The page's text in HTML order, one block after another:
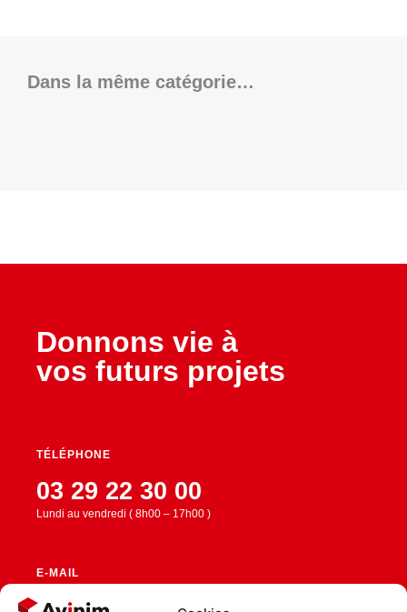
Dans la même catégorie…
Donnons vie à
vos futurs projets
TÉLÉPHONE
03 29 22 30 00
Lundi au vendredi ( 8h00 – 17h00 )
E-MAIL